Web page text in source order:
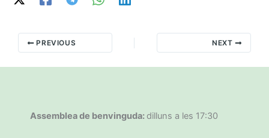
PREVIOUS NEXT
Assemblea de benvinguda: dilluns a les 17:30